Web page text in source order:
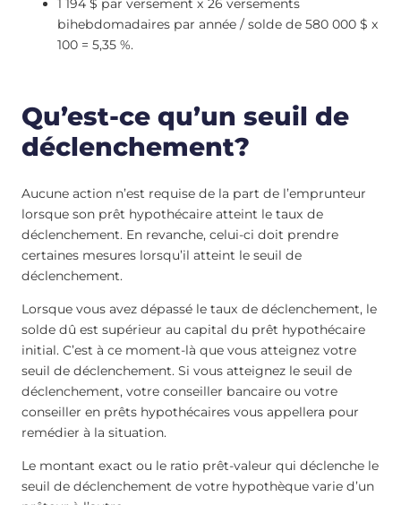
1 194 $ par versement x 26 versements
bihebdomadaires par année / solde de 580 000 $ x
100 = 5,35 %.
Qu’est-ce qu’un seuil de
déclenchement?
Aucune action n’est requise de la part de l’emprunteur
lorsque son prêt hypothécaire atteint le taux de
déclenchement. En revanche, celui-ci doit prendre
certaines mesures lorsqu’il atteint le seuil de
déclenchement.
Lorsque vous avez dépassé le taux de déclenchement, le
solde dû est supérieur au capital du prêt hypothécaire
initial. C’est à ce moment-là que vous atteignez votre
seuil de déclenchement. Si vous atteignez le seuil de
déclenchement, votre conseiller bancaire ou votre
conseiller en prêts hypothécaires vous appellera pour
remédier à la situation.
Le montant exact ou le ratio prêt-valeur qui déclenche le
seuil de déclenchement de votre hypothèque varie d’un